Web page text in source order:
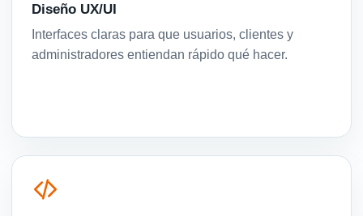
Diseño UX/UI
Interfaces claras para que usuarios, clientes y
administradores entiendan rápido qué hacer.